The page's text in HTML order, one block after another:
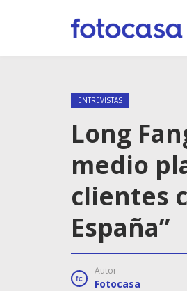
ENTREVISTAS
Long
medio
clientes
España”
Autor
Fotocasa